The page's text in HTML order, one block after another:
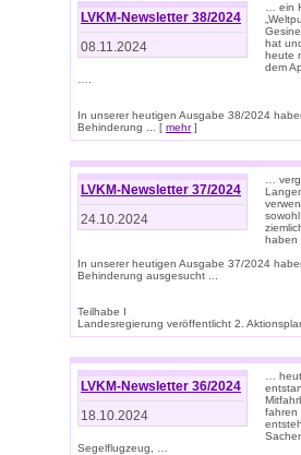
LVKM-Newsletter 38/2024
08.11.2024
… ein
hat
heute
dem
In unserer heutigen Ausgabe 38/2024
Behinderung ... [ mehr]
LVKM-Newsletter 37/2024
24.10.2024
…
In unserer heutigen Ausgabe 37/2024
Behinderung ausgesucht ...
Teilhabe I
Landesregierung veröffentlicht 2.
LVKM-Newsletter 36/2024
18.10.2024
…
fahren
Segelflugzeug, …